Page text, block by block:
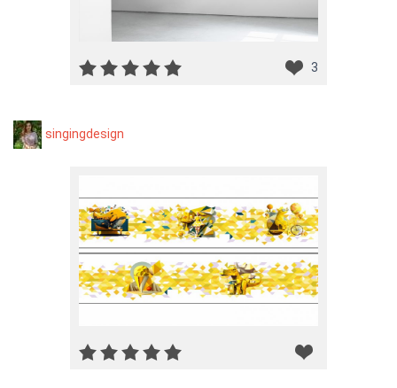
3
singingdesign